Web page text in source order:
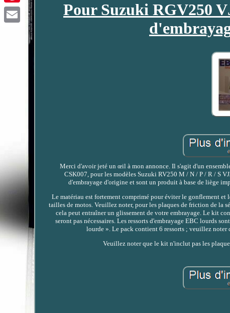
Pour Suzuki RGV250
Merci d'avoir jeté un œil à mon annonce. Il s'agit d'un
CSK007, pour les modèles Suzuki RV250 M / N / P / R / S
d'embrayage d'origine et sont un produit à base de liège
Le matériau est fortement comprimé pour éviter le gonflement
tailles de motos. Veuillez noter, pour les plaques de friction de la
cela peut entraîner un glissement de votre embrayage. Le kit
seront pas nécessaires. Les ressorts d'embrayage EBC lourds
lourde ». Le pack contient 6 ressorts ; veuillez noter
Veuillez noter que le kit n'inclut pas les